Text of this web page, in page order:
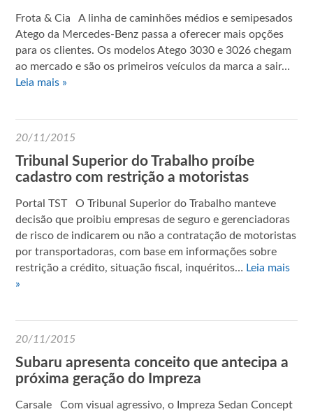
Frota & Cia A linha de caminhões médios e semipesados
Atego da Mercedes-Benz passa a oferecer mais opções
para os clientes. Os modelos Atego 3030 e 3026 chegam
ao mercado e são os primeiros veículos da marca a sair…
Leia mais »
20/11/2015
Tribunal Superior do Trabalho proíbe
cadastro com restrição a motoristas
Portal TST O Tribunal Superior do Trabalho manteve
decisão que proibiu empresas de seguro e gerenciadoras
de risco de indicarem ou não a contratação de motoristas
por transportadoras, com base em informações sobre
restrição a crédito, situação fiscal, inquéritos… Leia mais
»
20/11/2015
Subaru apresenta conceito que antecipa a
próxima geração do Impreza
Carsale Com visual agressivo, o Impreza Sedan Concept